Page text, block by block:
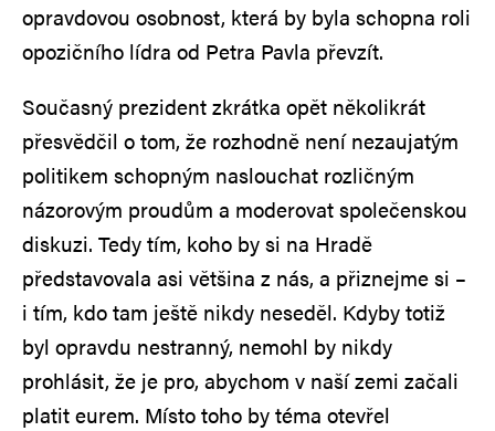
opravdovou osobnost, která by byla schopna roli
opozičního lídra od Petra Pavla převzít.
Současný prezident zkrátka opět několikrát
přesvědčil o tom, že rozhodně není nezaujatým
politikem schopným naslouchat rozličným
názorovým proudům a moderovat společenskou
diskuzi. Tedy tím, koho by si na Hradě
představovala asi většina z nás, a přiznejme si –
i tím, kdo tam ještě nikdy neseděl. Kdyby totiž
byl opravdu nestranný, nemohl by nikdy
prohlásit, že je pro, abychom v naší zemi začali
platit eurem. Místo toho by téma otevřel